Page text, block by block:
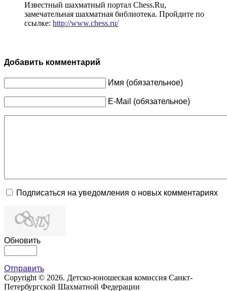
Известный шахматный портал Chess.Ru,
замечательная шахматная библиотека. Пройдите по
ссылке: http://www.chess.ru/
Добавить комментарий
Имя (обязательное)
E-Mail (обязательное)
Подписаться на уведомления о новых комментариях
Обновить
Отправить
Copyright © 2026. Детско-юношеская комиссия Санкт-
Петербургской Шахматной Федерации